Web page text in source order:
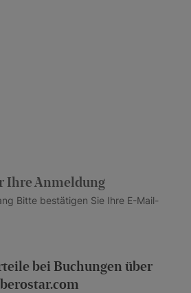
Ihre Anmeldung
Bitte bestätigen Sie Ihre E-Mail-
bei Buchungen über